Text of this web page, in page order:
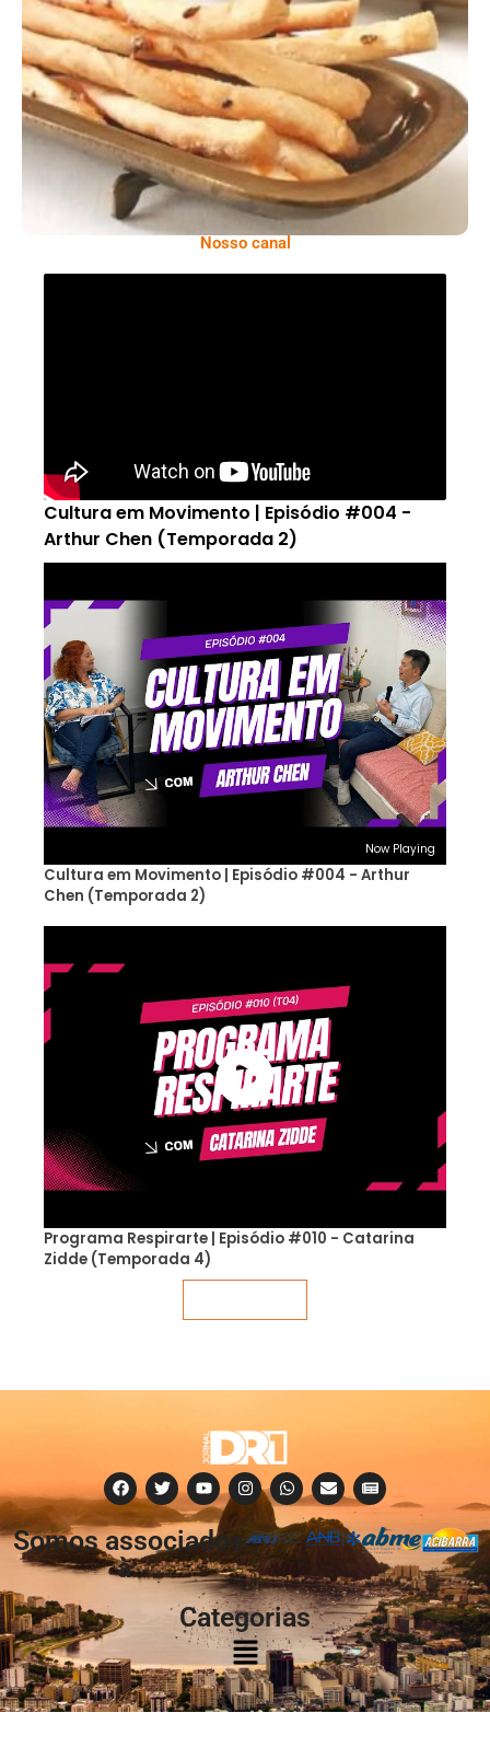
Comer Bem: Palitinhos De Cebola E Salsa
Nosso canal
Cultura em Movimento | Episódio #004 -
Arthur Chen (Temporada 2)
Now Playing
Cultura em Movimento | Episódio #004 - Arthur
Chen (Temporada 2)
Programa Respirarte | Episódio #010 - Catarina
Zidde (Temporada 4)
Somos associados
à:
Categorias